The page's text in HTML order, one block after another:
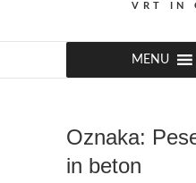
VRT IN
Oznaka:
in beton